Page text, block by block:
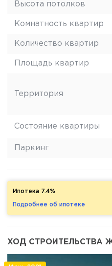
Высота потолков
Комнатность квартир
Количество квартир
Площадь квартир
Территория
Состояние квартиры
Паркинг
Ипотека 7.4%
Подробнее об ипотеке
ХОД СТРОИТЕЛЬСТВА ЖК